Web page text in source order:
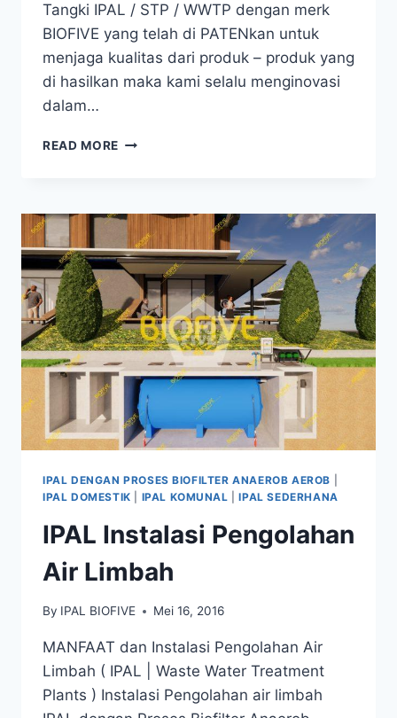
Tangki IPAL / STP / WWTP dengan merk
BIOFIVE yang telah di PATENkan untuk
menjaga kualitas dari produk – produk yang
di hasilkan maka kami selalu menginovasi
dalam…
READ MORE BROSUR
IPAL DENGAN PROSES BIOFILTER ANAEROB AEROB
IPAL DOMESTIK
IPAL KOMUNAL |IPAL SEDERHANA
IPAL Instalasi Pengolahan
Air Limbah
By IPAL BIOFIVE Mei 16, 2016
MANFAAT dan Instalasi Pengolahan Air
Limbah ( IPAL | Waste Water Treatment
Plants ) Instalasi Pengolahan air limbah